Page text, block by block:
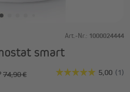
Art.-Nr.: 1000024444
smart
74,90 €